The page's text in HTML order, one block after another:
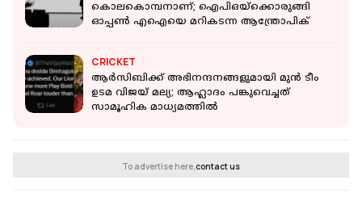
കൊലകൊമ്പനാണ്; ഐപിഒയ്ക്കൊരുങ്ങി
ഓപ്പൺ എഐയെ മറികടന്ന ആന്ത്രോപിക്
CRICKET
ആര്‍സിബിക്ക് അഭിനന്ദനങ്ങളുമായി മുന്‍ ടീം
ഉടമ വിജയ് മല്യ; ആഹ്ലാദം പങ്കുവെച്ചത്
സാമൂഹിക മാധ്യമത്തില്‍
To advertise here,contact us